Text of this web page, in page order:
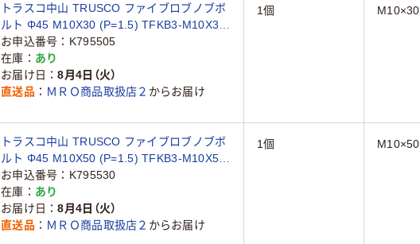
トラスコ中山 TRUSCO ファイブロブノブボ
ルト Φ45 M10X30 (P=1.5) TFKB3-M10X30
1個 430-9227（直送品）
お申込番号
K795505
在庫
あり
お届け日
8月4日（火）
直送品
ＭＲＯ商品取扱店２ からお届け
1個 M10×30
トラスコ中山 TRUSCO ファイブロブノブボ
ルト Φ45 M10X50 (P=1.5) TFKB3-M10X50
1個 430-9243（直送品）
お申込番号
K795530
在庫
あり
お届け日
8月4日（火）
直送品
ＭＲＯ商品取扱店２ からお届け
1個 M10×50